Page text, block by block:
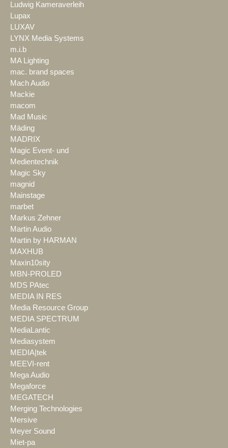
Ludwig Kameraverleih
Lupax
LUXAV
LYNX Media Systems
m.i.b
MA Lighting
mac. brand spaces
Mach Audio
Mackie
macom
Mad Music
Mäding
MADRIX
Magic Event- und
Medientechnik
Magic Sky
magnid
Mainstage
marbet
Markus Zehner
Martin Audio
Martin by HARMAN
MAXHUB
Maxin10sity
MBN-PROLED
MDS PAtec
MEDIA IN RES
Media Resource Group
MEDIA SPECTRUM
MediaLantic
Mediasystem
MEDIA|tek
MEEVI-rent
Mega Audio
Megaforce
MEGATECH
Merging Technologies
Mersive
Meyer Sound
Miet-pa